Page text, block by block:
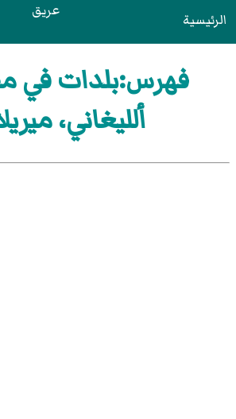
الرئيسية عريق
فهرس:بلدات في
ألليغاني،